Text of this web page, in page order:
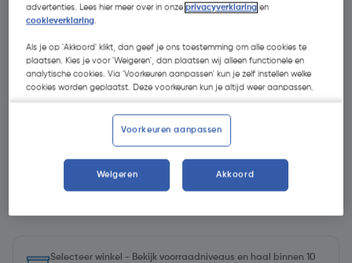
€ 4,27
Kies productvariant(9)
Selecteer winkel - Bekijk voorraadniveaus en haal binnen 10
advertenties. Lees hier meer over in onzeprivacyverklaring en
cookieverklaring.
Als je op 'Akkoord' klikt, dan geef je ons toestemming om alle cookies te
plaatsen. Kies je voor 'Weigeren', dan plaatsen wij alleen functionele en
analytische cookies. Via 'Voorkeuren aanpassen' kun je zelf instellen welke
cookies worden geplaatst. Deze voorkeuren kun je altijd weer aanpassen.
Voorkeuren aanpassen
Weigeren Akkoord